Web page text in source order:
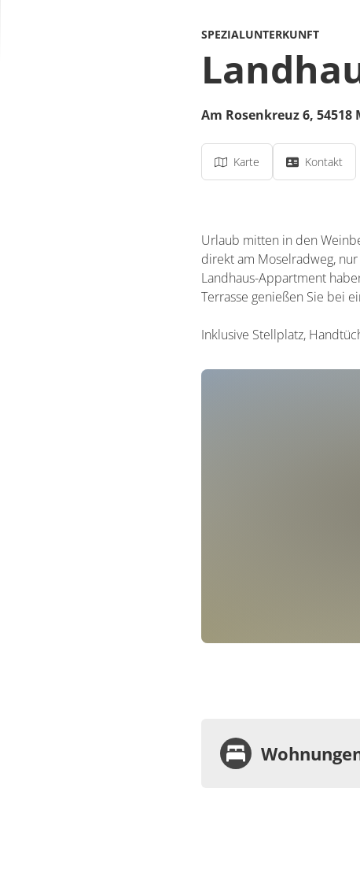
SPEZIALUNTERKUNFT
Am Rosenkreuz 6, 54518
Karte Kontakt
Urlaub mitten in den
direkt am Moselradweg,
Landhaus-Appartment
Terrasse genießen Sie bei
Inklusive Stellplatz,